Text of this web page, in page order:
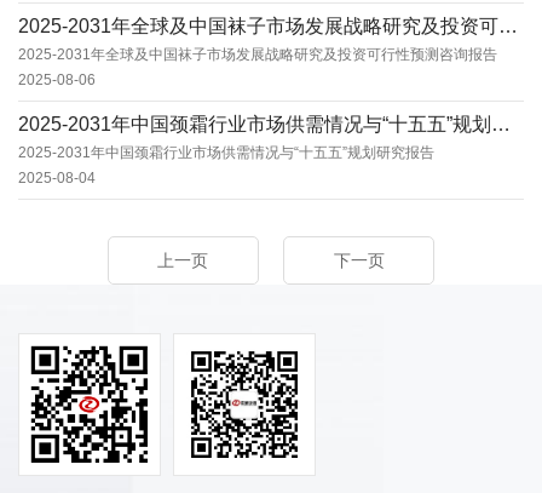
2025-2031年全球及中国袜子市场发展战略研究及投资可行性预测咨询报告
2025-2031年全球及中国袜子市场发展战略研究及投资可行性预测咨询报告
2025-08-06
2025-2031年中国颈霜行业市场供需情况与“十五五”规划研究报告
2025-2031年中国颈霜行业市场供需情况与“十五五”规划研究报告
2025-08-04
上一页 下一页